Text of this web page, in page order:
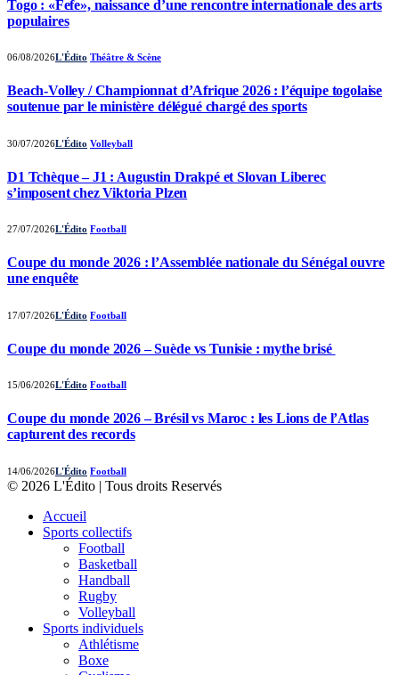
Togo : «Fefe», naissance d’une rencontre internationale des arts
populaires
06/08/2026L'Édito Théâtre & Scène
Beach-Volley / Championnat d’Afrique 2026 : l’équipe togolaise
soutenue par le ministère délégué chargé des sports
30/07/2026L'Édito Volleyball
D1 Tchèque – J1 : Augustin Drakpé et Slovan Liberec
s’imposent chez Viktoria Plzen
27/07/2026L'Édito Football
Coupe du monde 2026 : l’Assemblée nationale du Sénégal ouvre
une enquête
17/07/2026L'Édito Football
Coupe du monde 2026 – Suède vs Tunisie : mythe brisé
15/06/2026L'Édito Football
Coupe du monde 2026 – Brésil vs Maroc : les Lions de l’Atlas
capturent des records
14/06/2026L'Édito Football
© 2026 L'Édito | Tous droits Reservés
Accueil
Sports collectifs
Football
Basketball
Handball
Rugby
Volleyball
Sports individuels
Athlétisme
Boxe